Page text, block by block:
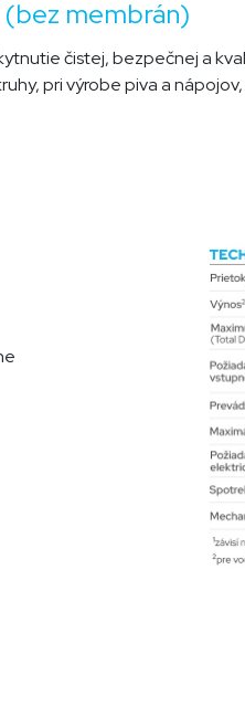
(bez membrán)
čistej, bezpečnej a
pri výrobe piva a